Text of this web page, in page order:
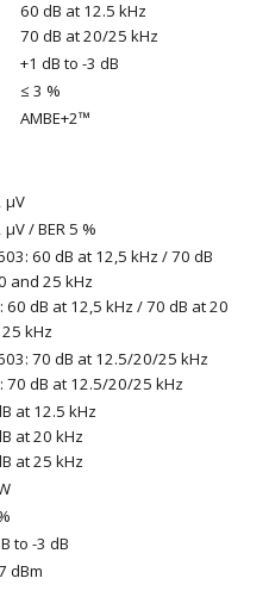
60 dB at 12.5 kHz
70 dB at 20/25 kHz
+1 dB to -3 dB
≤ 3 %
AMBE+2™
μV
/ BER 5 %
60 dB at 12,5 kHz / 70 dB
and 25 kHz
60 dB at 12,5 kHz / 70 dB at 20
kHz
70 dB at 12.5/20/25 kHz
70 dB at 12.5/20/25 kHz
at 12.5 kHz
at 20 kHz
at 25 kHz
to -3 dB
dBm